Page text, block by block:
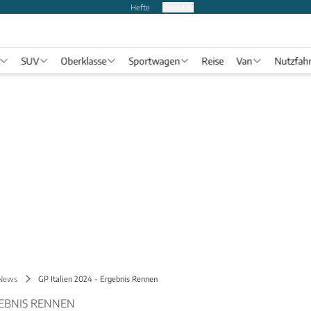
Hefte
SUV Oberklasse Sportwagen Reise Van
GP Italien 2024 - Ergebnis Rennen
RENNEN